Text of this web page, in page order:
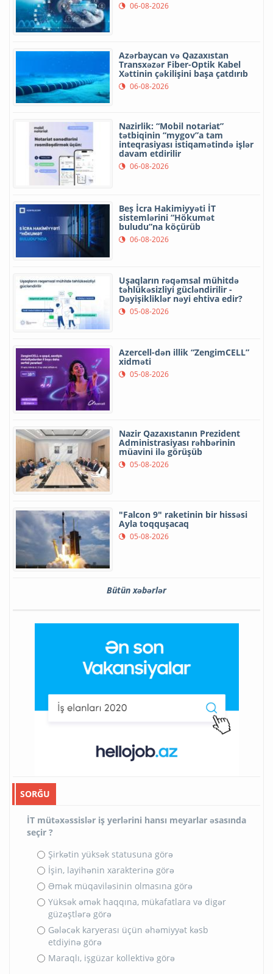
06-08-2026
Azərbaycan və Qazaxıstan
Transxəzər Fiber-Optik Kabel
Xəttinin çəkilişini başa çatdırıb
06-08-2026
Nazirlik: “Mobil notariat”
tətbiqinin “mygov”a tam
inteqrasiyası istiqamətində işlər
davam etdirilir
06-08-2026
Beş İcra Hakimiyyəti İT
sistemlərini “Hökumət
buludu”na köçürüb
06-08-2026
Uşaqların rəqəmsal mühitdə
təhlükəsizliyi gücləndirilir -
Dəyişikliklər nəyi ehtiva edir?
05-08-2026
Azercell-dən illik “ZengimCELL”
xidməti
05-08-2026
Nazir Qazaxıstanın Prezident
Administrasiyası rəhbərinin
müavini ilə görüşüb
05-08-2026
"Falcon 9" raketinin bir hissəsi
Ayla toqquşacaq
05-08-2026
Bütün xəbərlər
SORĞU
İT mütəxəssislər iş yerlərini hansı meyarlar əsasında
seçir ?
Şirkətin yüksək statusuna görə
İşin, layihənin xarakterinə görə
Əmək müqaviləsinin olmasına görə
Yüksək əmək haqqına, mükafatlara və digər
güzəştlərə görə
Gələcək karyerası üçün əhəmiyyət kəsb
etdiyinə görə
Maraqlı, işgüzar kollektivə görə